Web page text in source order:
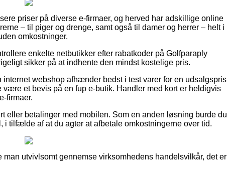
priser på diverse e-firmaer, og herved har adskillige online
– til piger og drenge, samt også til damer og herrer – helt i
omkostninger.
enkelte netbutikker efter rabatkoder på Golfparaply
sikker på at indhente den mindst kostelige pris.
webshop afhænder bedst i test varer for en udsalgspris
et bevis på en fup e-butik. Handler med kort er heldigvis
firmaer.
eller betalinger med mobilen. Som en anden løsning burde du
tilfælde af at du agter at afbetale omkostningerne over tid.
man utvivlsomt gennemse virksomhedens handelsvilkår, det er